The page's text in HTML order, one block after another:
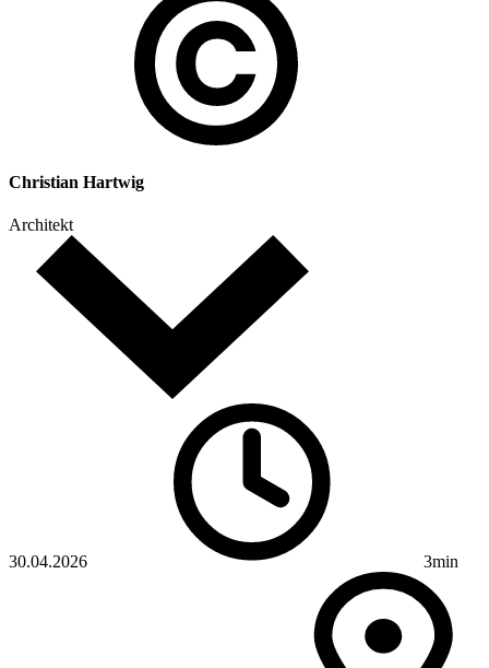
Christian Hartwig
Architekt
30.04.2026 3min